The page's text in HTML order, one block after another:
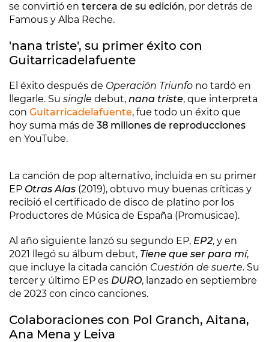
se convirtió en tercera de su edición, por detrás de
Famous y Alba Reche.
'nana triste', su primer éxito con
Guitarricadelafuente
El éxito después de Operación Triunfo no tardó en
llegarle. Su single debut, nana triste, que interpreta
con Guitarricadelafuente, fue todo un éxito que
hoy suma más de 38 millones de reproducciones
en YouTube.
La canción de pop alternativo, incluida en su primer
EP Otras Alas (2019), obtuvo muy buenas críticas y
recibió el certificado de disco de platino por los
Productores de Música de España (Promusicae).
Al año siguiente lanzó su segundo EP, EP2, y en
2021 llegó su álbum debut, Tiene que ser para mí,
que incluye la citada canción Cuestión de suerte. Su
tercer y último EP es DURO, lanzado en septiembre
de 2023 con cinco canciones.
Colaboraciones con Pol Granch, Aitana,
Ana Mena y Leiva